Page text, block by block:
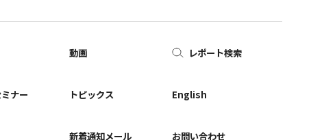
ナー
動画
トピックス
新着通知メール
レポート検索
English
お問い合わせ